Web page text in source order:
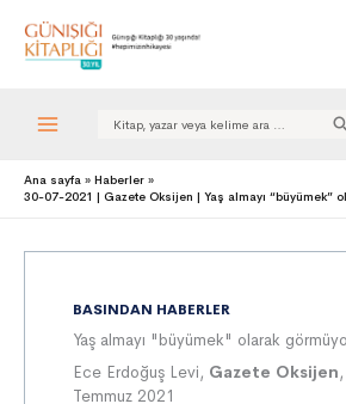
Search
Ana sayfa
Haberler
30-07-2021 | Gazete Oksijen | Yaş almayı “büyümek”
BASINDAN HABERLER
Yaş almayı "büyümek" olarak
Ece Erdoğuş Levi, Gazete Oksijen
Temmuz 2021